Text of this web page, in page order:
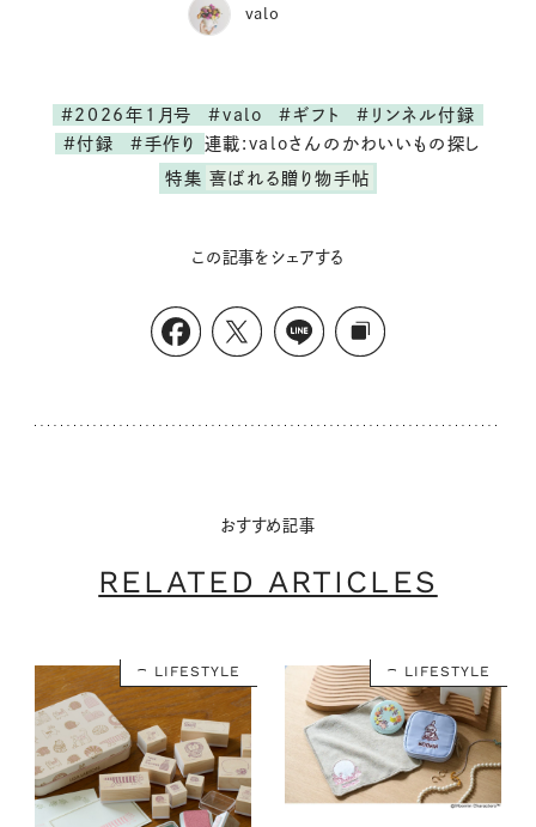
valo
#2026年1月号 #valo #ギフト
#リンネル付録
#付録
#手作り 連載:valoさんのかわいいもの探し
特集 喜ばれる贈り物手帖
この記事をシェアする
おすすめ記事
RELATED ARTICLES
LIFESTYLE LIFESTYLE